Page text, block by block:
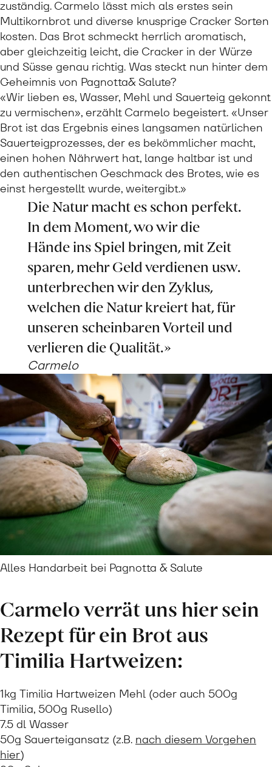
zuständig. Carmelo lässt mich als erstes sein
Multikornbrot und diverse knusprige Cracker Sorten
kosten. Das Brot schmeckt herrlich aromatisch,
aber gleichzeitig leicht, die Cracker in der Würze
und Süsse genau richtig. Was steckt nun hinter dem
Geheimnis von Pagnotta& Salute?
«Wir lieben es, Wasser, Mehl und Sauerteig gekonnt
zu vermischen», erzählt Carmelo begeistert. «Unser
Brot ist das Ergebnis eines langsamen natürlichen
Sauerteigprozesses, der es bekömmlicher macht,
einen hohen Nährwert hat, lange haltbar ist und
den authentischen Geschmack des Brotes, wie es
einst hergestellt wurde, weitergibt.»
Die Natur macht es schon perfekt.
In dem Moment, wo wir die
Hände ins Spiel bringen, mit Zeit
sparen, mehr Geld verdienen usw.
unterbrechen wir den Zyklus,
welchen die Natur kreiert hat, für
unseren scheinbaren Vorteil und
verlieren die Qualität.»
Carmelo
Alles Handarbeit bei Pagnotta & Salute
Carmelo verrät uns hier sein
Rezept für ein Brot aus
Timilia Hartweizen:
1kg Timilia Hartweizen Mehl (oder auch 500g
Timilia, 500g Rusello)
7.5 dl Wasser
50g Sauerteigansatz (z.B. nach diesem Vorgehen
hier)